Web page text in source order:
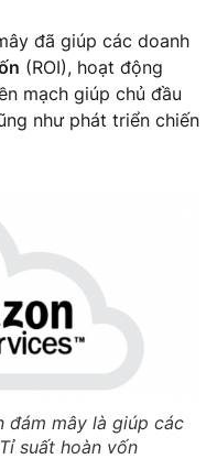
đã giúp các doanh
(ROI), hoạt động
mạch giúp chủ đầu
như phát triển chiến
đám mây là giúp các
suất hoàn vốn